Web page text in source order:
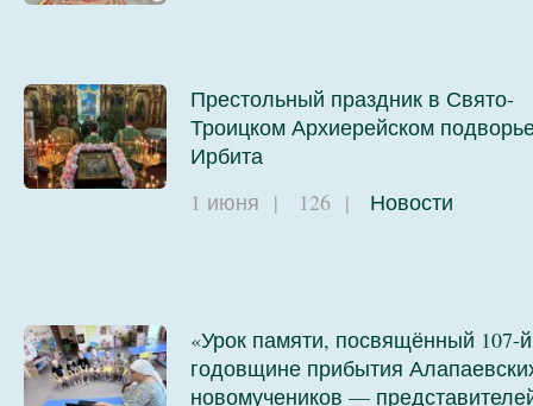
Престольный праздник в Свято-
Троицком Архиерейском
Ирбита
1 июня | 126 | Новости
«Урок памяти, посвящённый 107-й
годовщине прибытия
новомучеников —